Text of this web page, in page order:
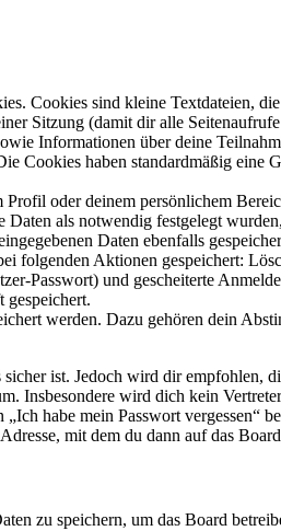
Cookies sind kleine Textdateien,
Sitzung (damit dir alle
Informationen über deine
Cookies haben standardmäßig
oder deinem persönlichem
als notwendig festgelegt
Daten ebenfalls
folgenden Aktionen gespeichert:
Passwort) und gescheiterte
gespeichert.
werden. Dazu gehören dein
ist. Jedoch wird dir empfohlen,
Insbesondere wird dich kein
habe mein Passwort
mit dem du dann auf das
zu speichern, um das Board